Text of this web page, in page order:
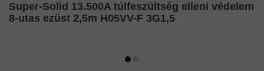
Super-Solid 13.500A túlfeszültség elleni védelem
8-utas ezüst 2,5m H05VV-F 3G1,5